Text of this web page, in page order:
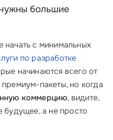
большие
с минимальных
по разработке
начинаются всего от
пакеты, но когда
коммерцию, видите,
будущее, а не просто